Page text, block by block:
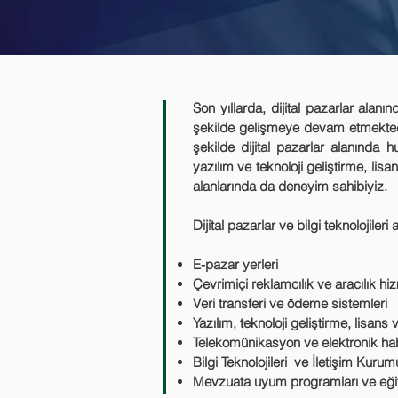
Son yıllarda, dijital pazarlar
şekilde gelişmeye devam
şekilde dijital pazarlar alanında
yazılım ve teknoloji geliştirme,
alanlarında da deneyim sahibiyiz.
Dijital pazarlar ve bilgi teknolojileri
E-pazar yerleri
Çevrimiçi reklamcılık ve aracılık
Veri transferi ve ödeme sistemleri
Yazılım, teknoloji geliştirme,
Telekomünikasyon ve elektronik
Bilgi Teknolojileri ve İletişim
Mevzuata uyum programları ve